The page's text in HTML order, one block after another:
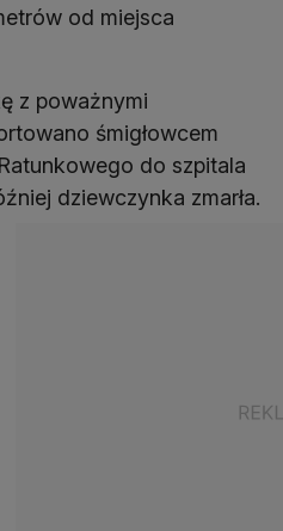
od miejsca
z poważnymi
śmigłowcem
do szpitala
dziewczynka zmarła.